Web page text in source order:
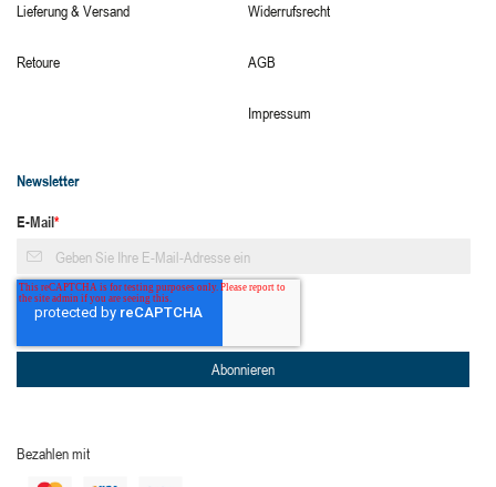
Lieferung & Versand
Retoure
Widerrufsrecht
AGB
Impressum
Newsletter
E-Mail*
Bezahlen mit